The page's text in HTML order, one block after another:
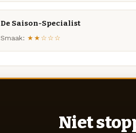
De Saison-Specialist
Smaak: ★★☆☆☆
Niet